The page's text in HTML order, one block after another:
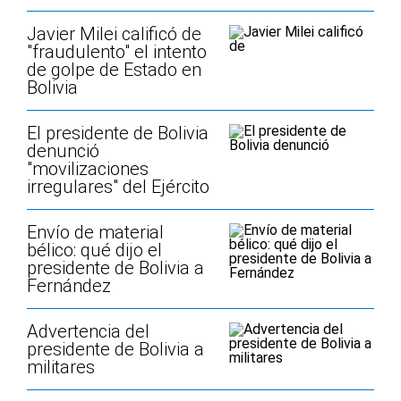
Javier Milei calificó de
"fraudulento" el intento
de golpe de Estado en
Bolivia
El presidente de Bolivia
denunció
"movilizaciones
irregulares" del Ejército
Envío de material
bélico: qué dijo el
presidente de Bolivia a
Fernández
Advertencia del
presidente de Bolivia a
militares